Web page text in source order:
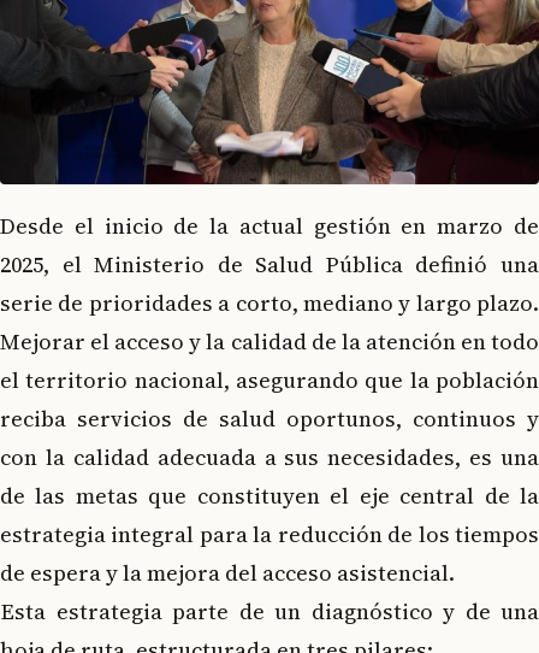
Desde el inicio de la actual gestión en marzo de
2025, el Ministerio de Salud Pública definió una
serie de prioridades a corto, mediano y largo plazo.
Mejorar el acceso y la calidad de la atención en todo
el territorio nacional, asegurando que la población
reciba servicios de salud oportunos, continuos y
con la calidad adecuada a sus necesidades, es una
de las metas que constituyen el eje central de la
estrategia integral para la reducción de los tiempos
de espera y la mejora del acceso asistencial.
Esta estrategia parte de un diagnóstico y de una